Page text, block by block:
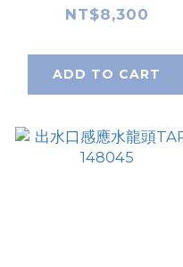
NT$8,300
ADD TO CART